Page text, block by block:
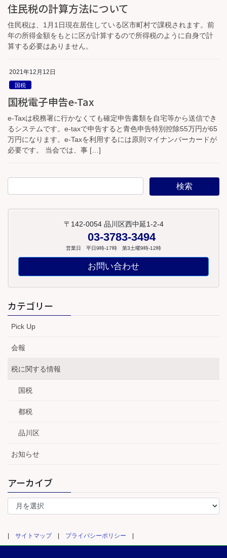
住民税の計算方法について
住民税は、1月1日現在居住している区市町村で課税されます。前
年の所得金額をもとに区が計算するので所得税のように自身で計
算する必要はありません。
2021年12月12日
国税
国税電子申告e-Tax
e-Taxは税務署に行かなくても確定申告書類を自宅等から送信でき
るシステムです。e-taxで申告すると青色申告特別控除55万円が65
万円になります。e-Taxを利用するには原則マイナンバーカードが
必要です。 当会では、事 […]
〒142-0054 品川区西中延1-2-4
03-3783-3494
営業日 平日9時-17時 第3土曜9時-12時
お問い合わせ
カテゴリー
Pick Up
会報
税に関する情報
国税
都税
品川区
お知らせ
アーカイブ
ア
ブ
サイトマップ| プライバシーポリシー